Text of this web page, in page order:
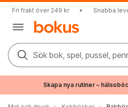
Fri frakt över 249 kr • Snabba
Sök bok, spel, pussel,
Skapa nya rutiner –